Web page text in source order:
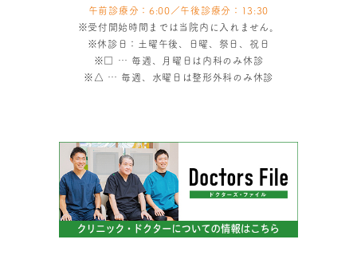
午前診療分：6:00／午後診療分：13:30
※受付開始時間までは当院内に入れません。
※休診日：土曜午後、日曜、祭日、祝日
※
… 毎週、月曜日は内科のみ休診
※ △ … 毎週、水曜日は整形外科のみ休診